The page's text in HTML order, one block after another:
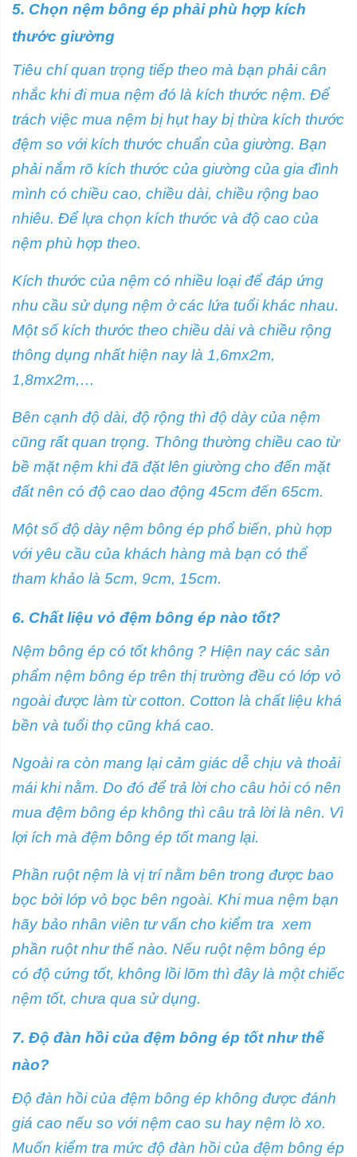
5. Chọn nệm bông ép phải phù hợp kích
thước giường
Tiêu chí quan trọng tiếp theo mà bạn phải cân
nhắc khi đi mua nệm đó là kích thước nệm. Để
trách việc mua nệm bị hụt hay bị thừa kích thước
đệm so với kích thước chuẩn của giường. Bạn
phải nắm rõ kích thước của giường của gia đình
mình có chiều cao, chiều dài, chiều rộng bao
nhiêu. Để lựa chọn kích thước và độ cao của
nệm phù hợp theo.
Kích thước của nệm có nhiều loại để đáp ứng
nhu cầu sử dụng nệm ở các lứa tuổi khác nhau.
Một số kích thước theo chiều dài và chiều rộng
thông dụng nhất hiện nay là 1,6mx2m,
1,8mx2m,…
Bên cạnh độ dài, độ rộng thì độ dày của nệm
cũng rất quan trọng. Thông thường chiều cao từ
bề mặt nệm khi đã đặt lên giường cho đến mặt
đất nên có độ cao dao động 45cm đến 65cm.
Một số độ dày nệm bông ép phổ biến, phù hợp
với yêu cầu của khách hàng mà bạn có thể
tham khảo là 5cm, 9cm, 15cm.
6. Chất liệu vỏ đệm bông ép nào tốt?
Nệm bông ép có tốt không ? Hiện nay các sản
phẩm nệm bông ép trên thị trường đều có lớp vỏ
ngoài được làm từ cotton. Cotton là chất liệu khá
bền và tuổi thọ cũng khá cao.
Ngoài ra còn mang lại cảm giác dễ chịu và thoải
mái khi nằm. Do đó để trả lời cho câu hỏi có nên
mua đệm bông ép không thì câu trả lời là nên. Vì
lợi ích mà đệm bông ép tốt mang lại.
Phần ruột nệm là vị trí nằm bên trong được bao
bọc bởi lớp vỏ bọc bên ngoài. Khi mua nệm bạn
hãy bảo nhân viên tư vấn cho kiểm tra xem
phần ruột như thế nào. Nếu ruột nệm bông ép
có độ cứng tốt, không lồi lõm thì đây là một chiếc
nệm tốt, chưa qua sử dụng.
7. Độ đàn hồi của đệm bông ép tốt như thế
nào?
Độ đàn hồi của đệm bông ép không được đánh
giá cao nếu so với nệm cao su hay nệm lò xo.
Muốn kiểm tra mức độ đàn hồi của đệm bông ép